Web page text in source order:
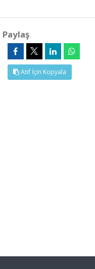
Paylaş
Atıf İçin Kopyala